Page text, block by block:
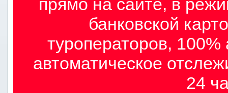
прямо на сайте, в
банковской
туроператоров,
автоматическое
24